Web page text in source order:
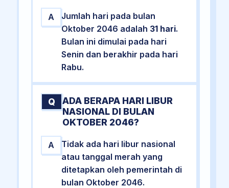
A
Jumlah hari pada bulan
Oktober 2046 adalah 31 hari.
Bulan ini dimulai pada hari
Senin dan berakhir pada hari
Rabu.
Q
ADA BERAPA HARI LIBUR
NASIONAL DI BULAN
OKTOBER 2046?
A
Tidak ada hari libur nasional
atau tanggal merah yang
ditetapkan oleh pemerintah di
bulan Oktober 2046.